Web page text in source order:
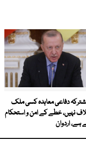
دفاعی معاہدہ کسی ملک
نہیں، خطے کے امن و استحکام
ہے، اردوان